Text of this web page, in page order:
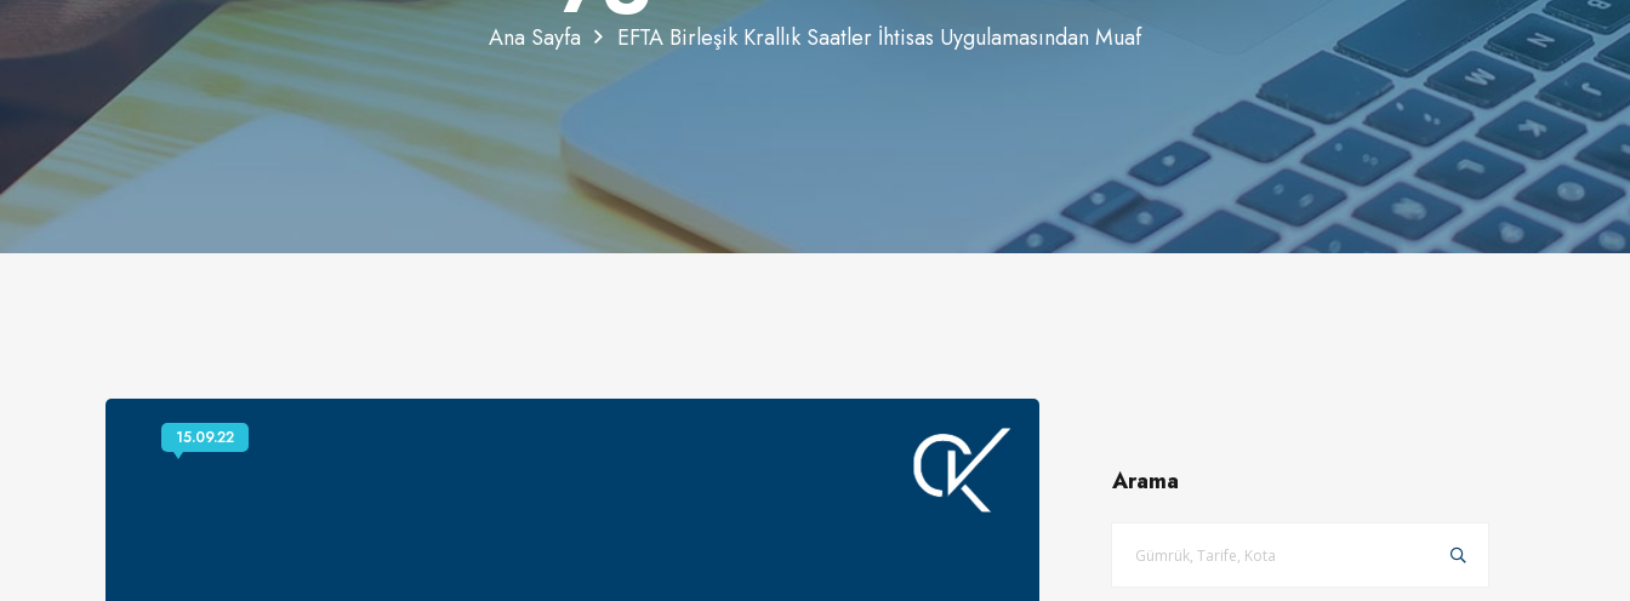
Ana Sayfa EFTA Birleşik Krallık Saatler İhtisas Uygulamasından Muaf
15.09.22
Arama